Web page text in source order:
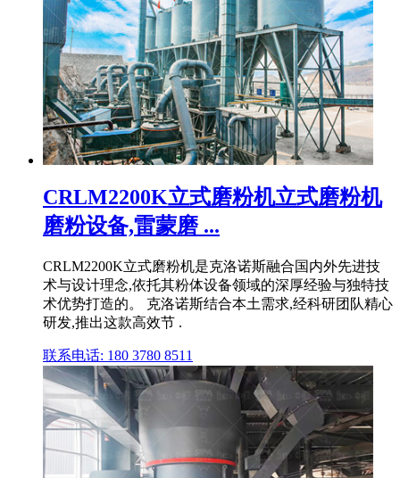
CRLM2200K立式磨粉机立式磨粉机
磨粉设备,雷蒙磨 ...
CRLM2200K立式磨粉机是克洛诺斯融合国内外先进技
术与设计理念,依托其粉体设备领域的深厚经验与独特技
术优势打造的。 克洛诺斯结合本土需求,经科研团队精心
研发,推出这款高效节 .
联系电话: 180 3780 8511